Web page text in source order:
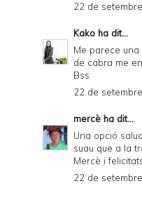
n
d
l
a
n
d
P
D
22 de
Kako ha dit...
Me parece
de cabra me
Bss
22 de
mercè ha dit...
Una opció
suau que a la
Mercè i
22 de